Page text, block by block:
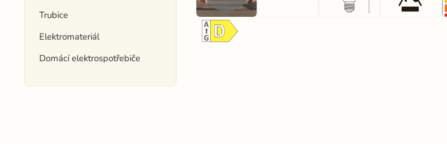
Trubice
Elektromateriál
Domácí elektrospotřebiče